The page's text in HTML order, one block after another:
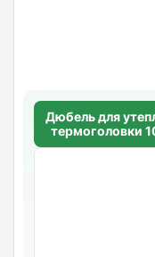
Дюбель для
термоголовки